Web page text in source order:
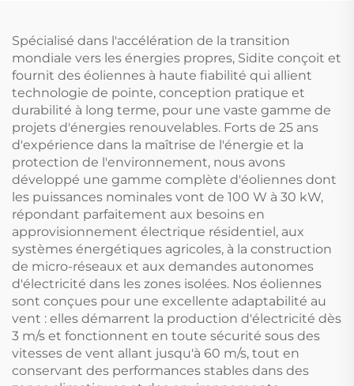
Cycle de Chaleur
Spécialisé dans l'accélération de la transition
mondiale vers les énergies propres, Sidite conçoit et
fournit des éoliennes à haute fiabilité qui allient
technologie de pointe, conception pratique et
durabilité à long terme, pour une vaste gamme de
projets d'énergies renouvelables. Forts de 25 ans
d'expérience dans la maîtrise de l'énergie et la
protection de l'environnement, nous avons
développé une gamme complète d'éoliennes dont
les puissances nominales vont de 100 W à 30 kW,
répondant parfaitement aux besoins en
approvisionnement électrique résidentiel, aux
systèmes énergétiques agricoles, à la construction
de micro-réseaux et aux demandes autonomes
d'électricité dans les zones isolées. Nos éoliennes
sont conçues pour une excellente adaptabilité au
vent : elles démarrent la production d'électricité dès
3 m/s et fonctionnent en toute sécurité sous des
vitesses de vent allant jusqu'à 60 m/s, tout en
conservant des performances stables dans des